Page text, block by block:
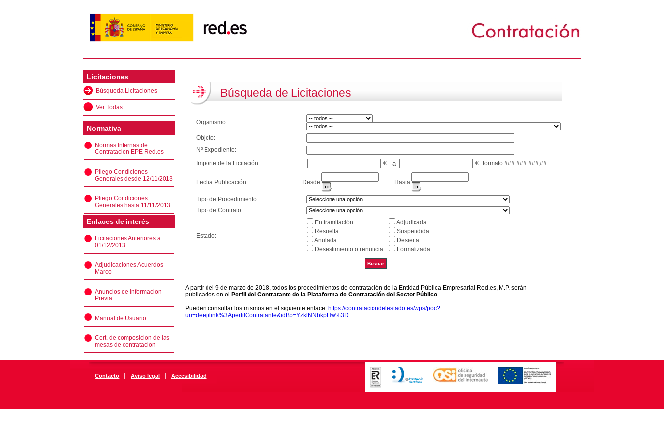
Licitaciones
Búsqueda Licitaciones
Ver Todas
Normativa
Normas Internas de
Contratación EPE Red.es
Pliego Condiciones
Generales desde 12/11/2013
Pliego Condiciones
Generales hasta 11/11/2013
Enlaces de interés
Licitaciones Anteriores a
01/12/2013
Adjudicaciones Acuerdos
Marco
Anuncios de Informacion
Previa
Manual de Usuario
Cert. de composicion de las
mesas de contratacion
Búsqueda de Licitaciones
Organismo:
Objeto:
Nº Expediente:
Importe de la Licitación:
€ a € formato ###.###.###,##
Fecha Publicación: Desde Hasta
Tipo de Procedimiento:
Tipo de Contrato:
Estado:
En tramitación
Adjudicada
Resuelta
Suspendida
Anulada
Desierta
Desestimiento o renuncia
Formalizada
A partir del 9 de marzo de 2018, todos los procedimientos de contratación de la Entidad Pública Empresarial Red.es, M.P. serán
publicados en el
Perfil del Contratante de la Plataforma de Contratación del Sector Público.
Pueden consultar los mismos en el siguiente enlace: https://contrataciondelestado.es/wps/poc?
uri=deeplink%3AperfilContratante&idBp=YzklNNbkpHw%3D
Contacto | Aviso legal | Accesibilidad